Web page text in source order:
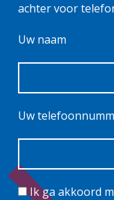
achter voor
Uw naam
Uw
Ik ga akkoord